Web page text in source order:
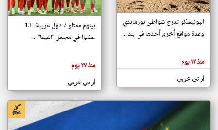
تغيير الدولة
اخبار جزر القمر على مدار الساعة
أهم اخبار جزر القمر العاجلة والمباشرة
هنا عن
وجهة
كاتبيها.
اليونيسكو تدرج شواطئ نورماندي
وعدة مواقع أخرى أحدها في بلد ...
منذ ١٢ يوم
ار تي عربي
بينهم ممثلو 7 دول عربية.. 13
عضوا في مجلس "الفيفا" ...
منذ ٢٧ يوم
ار تي عربي
klyoum.com